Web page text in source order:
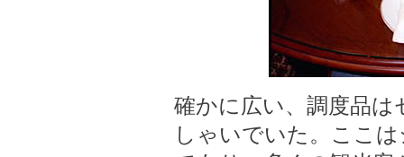
確かに広い、調度品
しゃいでいた。ここ